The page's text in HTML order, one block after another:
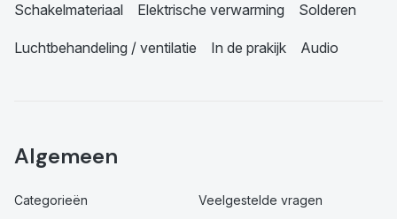
Schakelmateriaal Elektrische verwarming Solderen
Luchtbehandeling / ventilatie In de prakijk Audio
Algemeen
Categorieën Veelgestelde vragen